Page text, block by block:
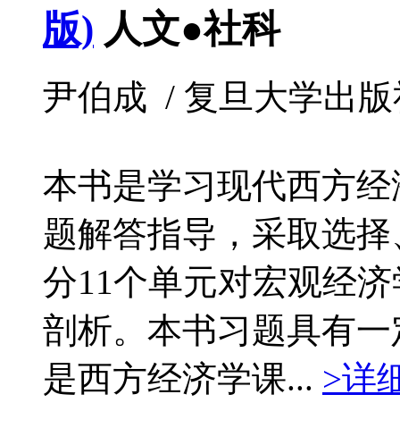
版) 人文●社科
尹伯成 / 复旦大学出
本书是学习现代西方
题解答指导，采取选
分11个单元对宏观经
剖析。本书习题具有
是西方经济学课... >详